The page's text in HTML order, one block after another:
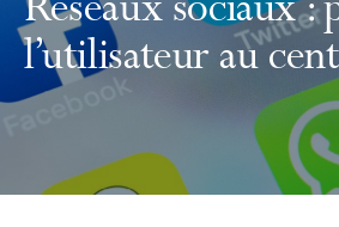
Réseaux sociaux :
l’utilisateur au